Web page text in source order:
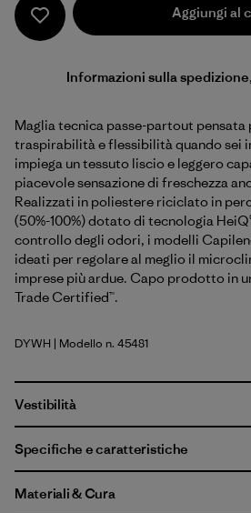
Aggiungi al
Informazioni sulla
Maglia tecnica passe-partout
traspirabilità e flessibilità quando sei
impiega un tessuto liscio e leggero
piacevole sensazione di freschezza
Realizzati in poliestere riciclato in
(50%-100%) dotato di tecnologia
controllo degli odori, i modelli
ideati per regolare al meglio il
imprese più ardue. Capo prodotto in
Trade Certified™.
Dyno White
DYWH | Modello n. 45481
Vestibilità
Specifiche e caratteristiche
Materiali & Cura